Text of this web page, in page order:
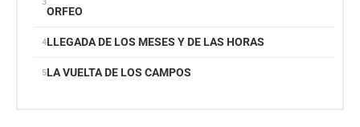
ORFEO
LLEGADA DE LOS MESES Y DE LAS HORAS
LA VUELTA DE LOS CAMPOS